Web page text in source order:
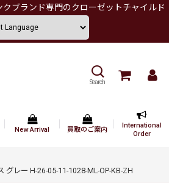
ブランド専門のクローゼットチャイルド
Search
New Arrival 買取のご案内
International
Order
グレー H-26-05-11-1028-ML-OP-KB-ZH